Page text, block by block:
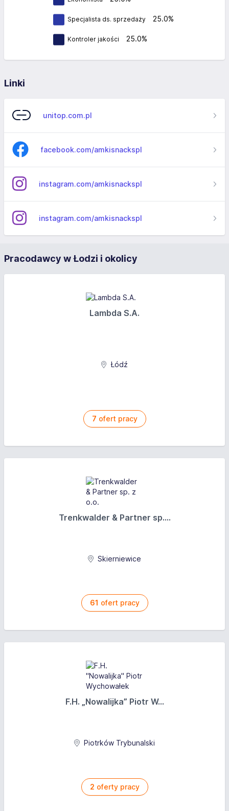
Specjalista ds. sprzedaży 25.0%
Kontroler jakości 25.0%
Linki
unitop.com.pl
facebook.com/amkisnackspl
instagram.com/amkisnackspl
instagram.com/amkisnackspl
Pracodawcy w Łodzi i okolicy
Lambda S.A.
Łódź
7 ofert pracy
Trenkwalder & Partner sp....
Skierniewice
61 ofert pracy
F.H. „Nowalijka” Piotr W...
Piotrków Trybunalski
2 oferty pracy